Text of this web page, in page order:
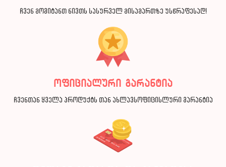
ჩვენ მოგიტანთ ნივთს სასურველ მისამართზე უსწრაფესად!
ოფიციალური გარანტია
ჩვენთან ყველა პროდუქტს თან ახლავსოფიცისლური გარანტია